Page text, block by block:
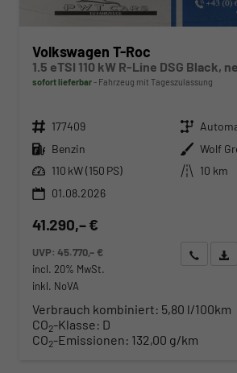
Volkswagen T-Roc
sofort lieferbar Fahrzeug mit Tageszulassung
Fahrzeugnr. 177409 Getriebe
Kraftstoff Benzin Außenfarbe Wolf
Leistung 110 kW (150 PS) Kilometerstand
10 km
01.08.2026
41.290,– €
UVP:45.770,– €
incl. 20% MwSt.
inkl. NoVA
Wir
Verbrauch kombiniert: 5,80 l/100km
CO2-Klasse: D
CO2-Emissionen: 132,00 g/km